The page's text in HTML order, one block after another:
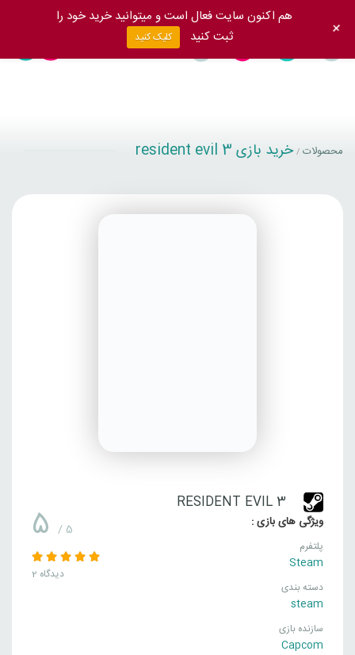
محصولات / خرید بازی resident evil 3
RESIDENT EVIL 3
ویژگی های بازی :
پلتفرم
Steam
دسته بندی
steam
سازنده بازی
Capcom
5 / 5
2 دیدگاه
هم اکنون سایت فعال است و میتوانید خرید خود را
ثبت کنید
کلیک کنید +